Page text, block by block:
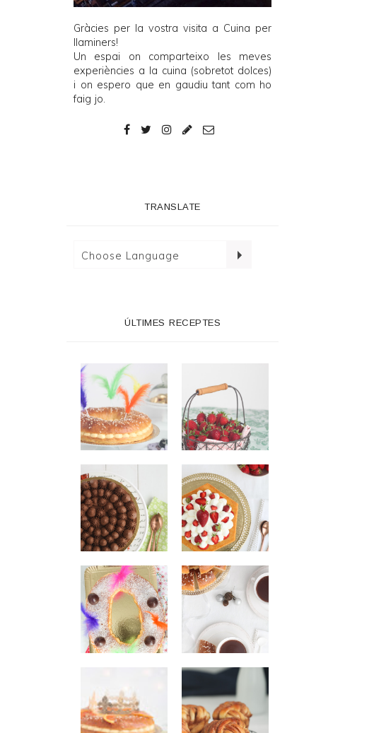
Gràcies per la vostra visita a Cuina per
llaminers!
Un espai on comparteixo les meves
experiències a la cuina (sobretot dolces)
i on espero que en gaudiu tant com ho
faig jo.
TRANSLATE
ÚLTIMES RECEPTES